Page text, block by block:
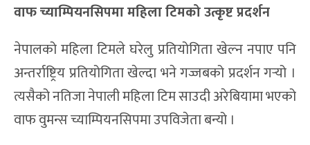
वाफ च्याम्पियनसिपमा महिला टिमको उत्कृष्ट प्रदर्शन
नेपालको महिला टिमले घरेलु प्रतियोगिता खेल्न नपाए पनि
अन्तर्राष्ट्रिय प्रतियोगिता खेल्दा भने गज्जबको प्रदर्शन गर्‍यो ।
त्यसैको नतिजा नेपाली महिला टिम साउदी अरेबियामा भएको
वाफ वुमन्स च्याम्पियनसिपमा उपविजेता बन्यो ।